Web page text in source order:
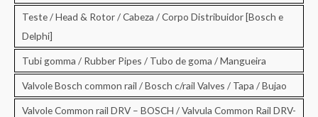
Teste / Head & Rotor / Cabeza / Corpo Distribuidor [Bosch e
Delphi]
Tubi gomma / Rubber Pipes / Tubo de goma / Mangueira
Valvole Bosch common rail / Bosch c/rail Valves / Tapa / Bujao
Valvole Common rail DRV – BOSCH / Valvula Common Rail DRV-